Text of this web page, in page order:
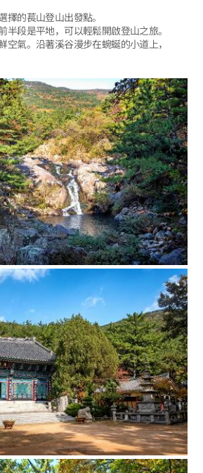
擇的萇山登山出發點。
半段是平地，可以輕鬆開啟登山之旅。
空氣。沿著溪谷漫步在蜿蜒的小道上，